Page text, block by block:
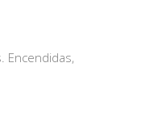
Encendidas,